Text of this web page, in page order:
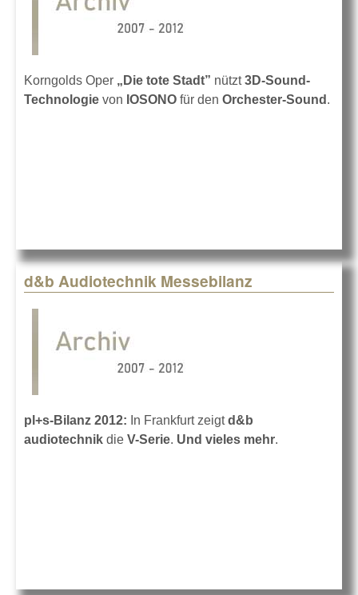
Korngolds Oper „Die tote Stadt” nützt3D-Sound-
Technologie von IOSONO für den Orchester-Sound .
d&b Audiotechnik Messebilanz
pl+s-Bilanz 2012: In Frankfurt zeigtd&b
audiotechnik die V-Serie. Und vieles mehr.